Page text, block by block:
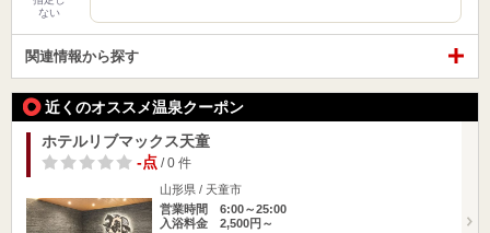
ない
関連情報から探す
近くのオススメ温泉クーポン
ホテルリブマックス天童
-点/ 0 件
山形県 / 天童市
営業時間 6:00～25:00
入浴料金 2,500円～